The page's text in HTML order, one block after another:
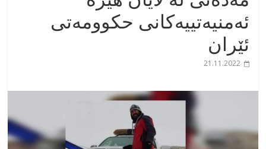
ئەمنیەتییەکانی حکوومەتی
ئێران
21.11.2022